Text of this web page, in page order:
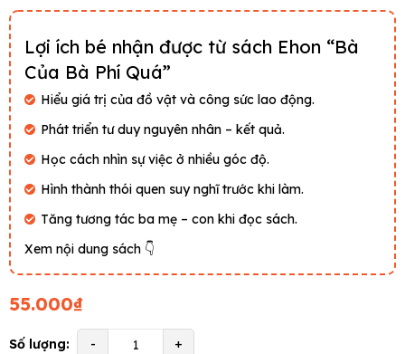
Lợi ích bé nhận được từ sách Ehon “Bà
Của Bà Phí Quá”
Hiểu giá trị của đồ vật và công sức lao động.
Phát triển tư duy nguyên nhân – kết quả.
Học cách nhìn sự việc ở nhiều góc độ.
Hình thành thói quen suy nghĩ trước khi làm.
Tăng tương tác ba mẹ – con khi đọc sách.
Xem nội dung sách 👇
55.000₫
Số lượng: - +